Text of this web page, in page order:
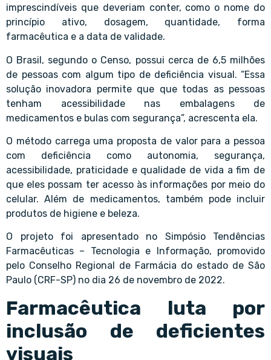
imprescindíveis que deveriam conter, como o nome do
princípio ativo, dosagem, quantidade, forma
farmacêutica e a data de validade.
O Brasil, segundo o Censo, possui cerca de 6,5 milhões
de pessoas com algum tipo de deficiência visual. “Essa
solução inovadora permite que que todas as pessoas
tenham acessibilidade nas embalagens de
medicamentos e bulas com segurança”, acrescenta ela.
O método carrega uma proposta de valor para a pessoa
com deficiência como autonomia, segurança,
acessibilidade, praticidade e qualidade de vida a fim de
que eles possam ter acesso às informações por meio do
celular. Além de medicamentos, também pode incluir
produtos de higiene e beleza.
O projeto foi apresentado no Simpósio Tendências
Farmacêuticas – Tecnologia e Informação, promovido
pelo Conselho Regional de Farmácia do estado de São
Paulo (CRF-SP) no dia 26 de novembro de 2022.
Farmacêutica luta por
inclusão de deficientes
visuais